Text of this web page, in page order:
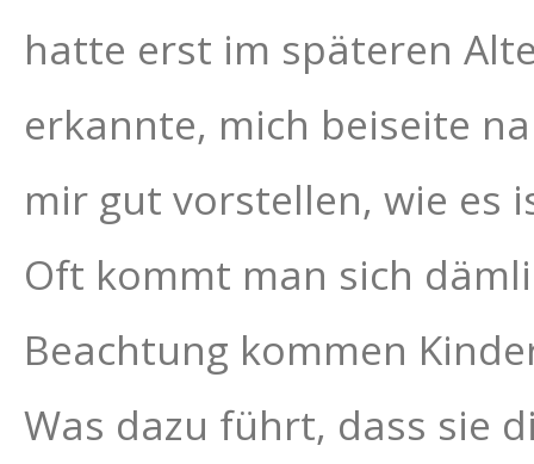
hatte erst im späteren
erkannte, mich beiseite
mir gut vorstellen, wie es
Oft kommt man sich
Beachtung kommen
Was dazu führt, dass sie